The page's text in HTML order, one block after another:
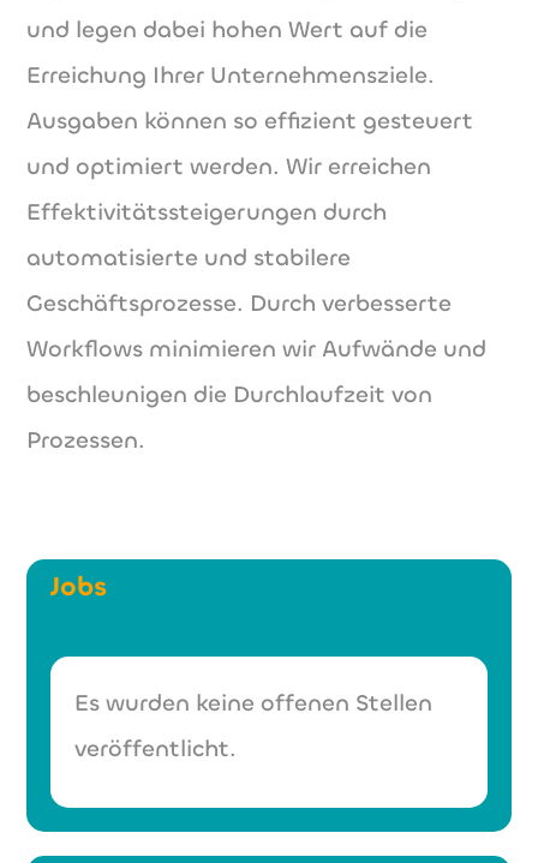
und legen dabei hohen Wert auf die
Erreichung Ihrer Unternehmensziele.
Ausgaben können so effizient gesteuert
und optimiert werden. Wir erreichen
Effektivitätssteigerungen durch
automatisierte und stabilere
Geschäftsprozesse. Durch verbesserte
Workflows minimieren wir Aufwände und
beschleunigen die Durchlaufzeit von
Prozessen.
Jobs
Es wurden keine offenen Stellen
veröffentlicht.